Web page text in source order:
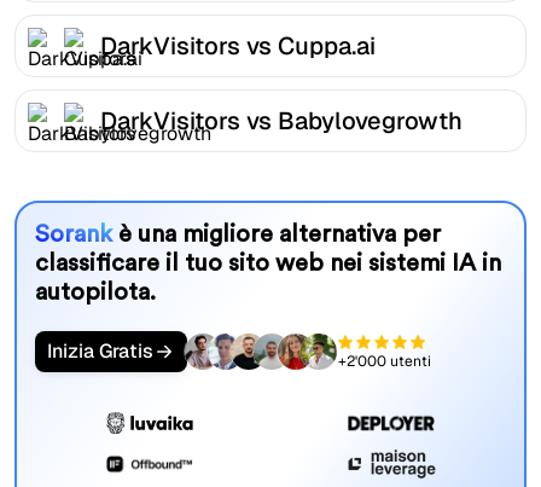
DarkVisitors vs Cuppa.ai
DarkVisitors vs Babylovegrowth
Sorank è una migliore alternativa per
classificare il tuo sito web nei sistemi IA in
autopilota.
Inizia Gratis +2'000 utenti